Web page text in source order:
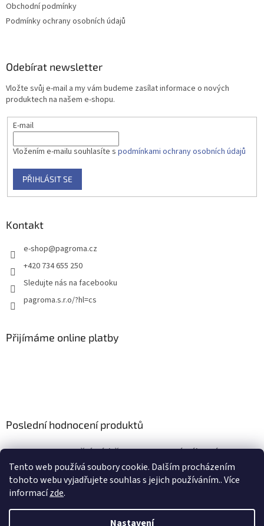
Tento web používá soubory cookie. Dalším procházením
tohoto webu vyjadřujete souhlas s jejich používáním.. Více
informacízde.
Nastavení
Obchodní podmínky
Podmínky ochrany osobních údajů
Odebírat newsletter
Vložte svůj e-mail a my vám budeme zasílat informace o nových
produktech na našem e-shopu.
E-mail
Vložením e-mailu souhlasíte s podmínkami ochrany osobních údajů
PŘIHLÁSIT SE
Kontakt
e-shop@pagroma.cz
+420 734 655 250
Sledujte nás na facebooku
pagroma.s.r.o/?hl=cs
Přijímáme online platby
Poslední hodnocení produktů
Retenční nádrž nesamonosná válcová 9m3
Hodnocení produktu je 5 z 5 hvězdiček.
|